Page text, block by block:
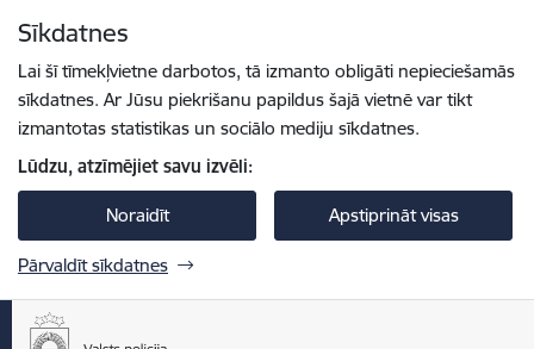
Sīkdatnes
Lai šī tīmekļvietne darbotos, tā izmanto obligāti nepieciešamās
sīkdatnes. Ar Jūsu piekrišanu papildus šajā vietnē var tikt
izmantotas statistikas un sociālo mediju sīkdatnes.
Lūdzu, atzīmējiet savu izvēli:
Noraidīt Apstiprināt visas
Pārvaldīt sīkdatnes